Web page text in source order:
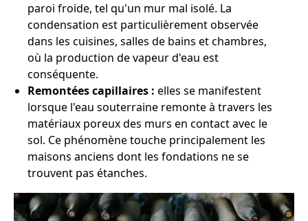
paroi froide, tel qu'un mur mal isolé. La
condensation est particulièrement observée
dans les cuisines, salles de bains et chambres,
où la production de vapeur d'eau est
conséquente.
Remontées capillaires : elles se manifestent
lorsque l'eau souterraine remonte à travers les
matériaux poreux des murs en contact avec le
sol. Ce phénomène touche principalement les
maisons anciens dont les fondations ne se
trouvent pas étanches.